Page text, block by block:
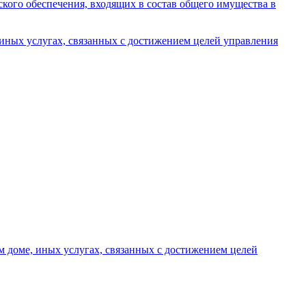
обеспечения, входящих в состав общего имущества в
услугах, связанных с достижением целей управления
иных услугах, связанных с достижением целей